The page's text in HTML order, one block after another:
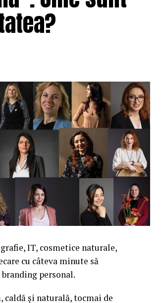
IT, cosmetice naturale,
cu câteva minute să
personal.
și naturală, tocmai de